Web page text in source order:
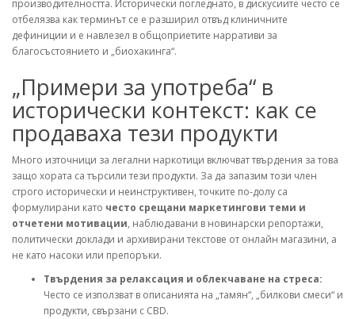
производителността. Исторически погледнато, в дискусиите често се
отбелязва как терминът се е разширил отвъд клиничните
дефиниции и е навлезел в общоприетите нарративи за
благосъстоянието и „биохакинга“.
„Примери за употреба“ в
исторически контекст: как се
продаваха тези продукти
Много източници за легални наркотици включват твърдения за това
защо хората са търсили тези продукти. За да запазим този член
строго исторически и неинструктивен, точките по-долу са
формулирани като често срещани маркетингови теми и
отчетени мотивации, наблюдавани в новинарски репортажи,
политически доклади и архивирани текстове от онлайн магазини, а
не като насоки или препоръки.
Твърдения за релаксация и облекчаване на стреса:
Често се използват в описанията на „тамян“, „билкови смеси“ и
продукти, свързани с CBD.